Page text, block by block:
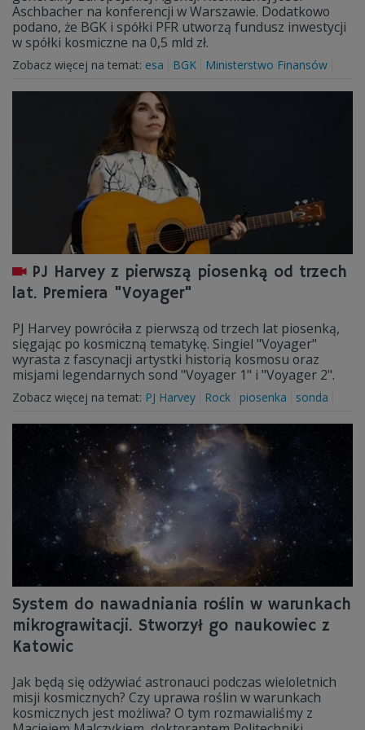
Aschbacher na konferencji w Warszawie. Dodatkowo
podano, że BGK i spółki PFR utworzą fundusz inwestycji
w spółki kosmiczne na 0,5 mld zł.
Zobacz więcej na temat: esa BGK Ministerstwo Finansów
PJ Harvey z pierwszą piosenką od trzech
lat. Premiera "Voyager"
PJ Harvey powróciła z pierwszą od trzech lat piosenką,
sięgając po kosmiczną tematykę. Singiel "Voyager"
wyrasta z fascynacji artystki historią kosmosu oraz
misjami legendarnych sond "Voyager 1" i "Voyager 2".
Zobacz więcej na temat: PJ Harvey Rock piosenka sonda
System do nawadniania roślin w warunkach
mikrograwitacji. Stworzył go naukowiec z
Katowic
Jak będą się odżywiać astronauci podczas wieloletnich
misji kosmicznych? Czy uprawa roślin w warunkach
kosmicznych jest możliwa? O tym rozmawialiśmy z